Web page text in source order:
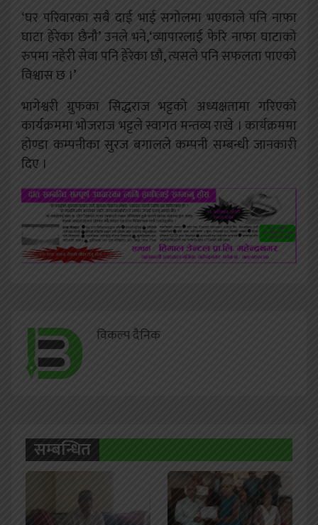
‘घर परिवारका सबै दाई भाई सगोलमा भएकाले पनि नाफा
घाटा हेरेका छैनौ’ उनले भने,‘व्यापारलाई फेरि नाफा घाटाको
रुपमा नहेरी सेवा पनि हेरेका छौ, त्यसले पनि सफलता पाएको
विश्वास छ ।’
भागेश्वरी ग्रुफका सिद्धराज भट्टको अध्यक्षतामा गरिएको
कार्यक्रममा भोजराज भट्टले स्वागत मन्तव्य राखे । कार्यक्रममा
होण्डा कम्पनीका सुरज बगालले कम्पनी सम्बन्धी जानकारी
दिए ।
विकल्प दैनिक
सम्बन्धित